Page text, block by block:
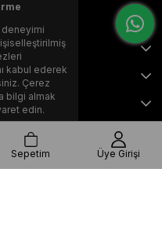
tarafından tasarlanmış ve optimize
kabul ederek
Çerez
bilgi almak
edin.
Sepetim Üye Girişi